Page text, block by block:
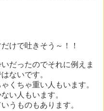
けで吐きそう～！！
だったのでそれに例えま
ないです。
くちゃ重い人もいます。
い人もいます。
うものもあります。